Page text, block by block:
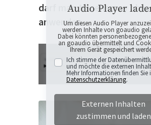
darf man Nasenspray aber
anwenden.
Audio Player
Um diesen Audio Player
werden Inhalte von goaudio
Dabei könnten
an goaudio übermittelt und
Ihrem Gerät gespeichert
Ich stimme der
und möchte die externen
Mehr Informationen finden Sie
Datenschutzerklärung.
Externen Inhalten
zustimmen und laden